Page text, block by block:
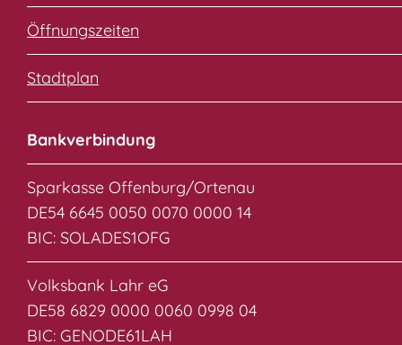
Öffnungszeiten
Stadtplan
Bankverbindung
Sparkasse Offenburg/Ortenau
DE54 6645 0050 0070 0000 14
BIC: SOLADES1OFG
Volksbank Lahr eG
DE58 6829 0000 0060 0998 04
BIC: GENODE61LAH